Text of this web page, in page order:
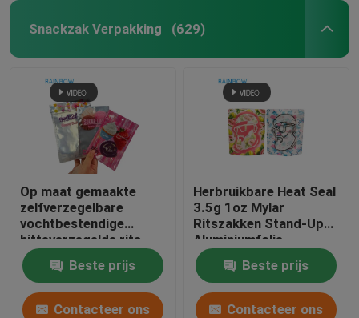
Snackzak Verpakking (629)
Op maat gemaakte
zelfverzegelbare
vochtbestendige
hitteverzegelde rits
transparante voorzijde
aluminiumfolie
achterzijde Mylar
plastic zak voor suiker
Beste prijs
Contacteer ons
Herbruikbare Heat Seal
3.5g 1oz Mylar
Ritszakken Stand-Up
Aluminiumfolie
Geurproof Cali
Voedselopslag Mylar
Zakken Op Maat
Bedrukt
Beste prijs
Contacteer ons